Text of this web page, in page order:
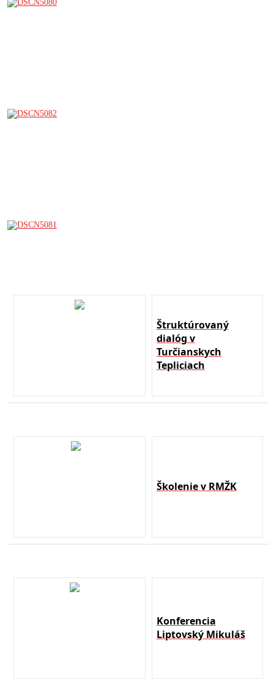
Štruktúrovaný
dialóg v
Turčianskych
Tepliciach
Školenie v RMŽK
Konferencia
Liptovský Mikuláš